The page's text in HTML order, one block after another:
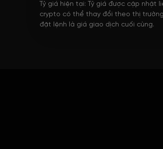
Tỷ giá hiện tại: Tỷ giá được cập nhật
crypto có thể thay đổi theo thị
đặt lệnh là giá giao dịch cuối cùng.